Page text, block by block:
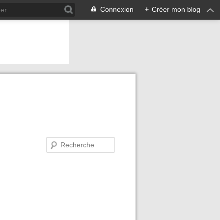
Connexion + Créer mon blog